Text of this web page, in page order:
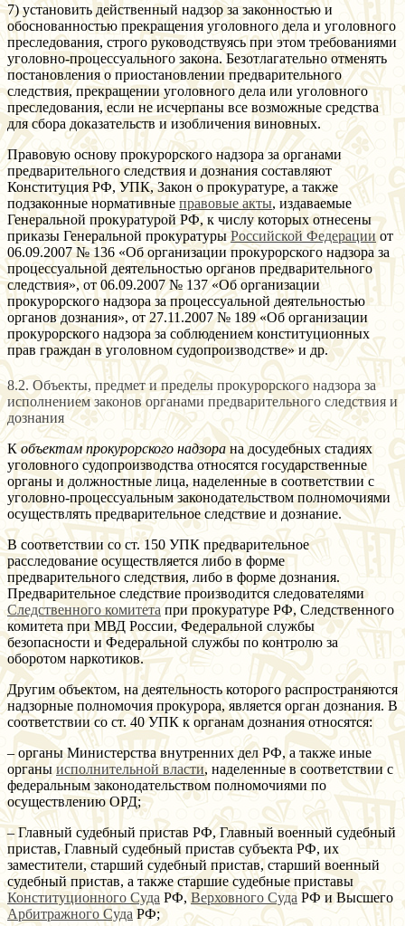
7) установить действенный надзор за законностью и
обоснованностью прекращения уголовного дела и уголовного
преследования, строго руководствуясь при этом требованиями
уголовно-процессуального закона. Безотлагательно отменять
постановления о приостановлении предварительного
следствия, прекращении уголовного дела или уголовного
преследования, если не исчерпаны все возможные средства
для сбора доказательств и изобличения виновных.
Правовую основу прокурорского надзора за органами
предварительного следствия и дознания составляют
Конституция РФ, УПК, Закон о прокуратуре, а также
подзаконные нормативные правовые акты, издаваемые
Генеральной прокуратурой РФ, к числу которых отнесены
приказы Генеральной прокуратурыРоссийской Федерацииот
06.09.2007 № 136 «Об организации прокурорского надзора за
процессуальной деятельностью органов предварительного
следствия», от 06.09.2007 № 137 «Об организации
прокурорского надзора за процессуальной деятельностью
органов дознания», от 27.11.2007 № 189 «Об организации
прокурорского надзора за соблюдением конституционных
прав граждан в уголовном судопроизводстве» и др.
8.2. Объекты, предмет и пределы прокурорского надзора за
исполнением законов органами предварительного следствия и
дознания
Кобъектам прокурорского надзора на досудебных стадиях
уголовного судопроизводства относятся государственные
органы и должностные лица, наделенные в соответствии с
уголовно-процессуальным законодательством полномочиями
осуществлять предварительное следствие и дознание.
В соответствии со ст. 150 УПК предварительное
расследование осуществляется либо в форме
предварительного следствия, либо в форме дознания.
Предварительное следствие производится следователями
Следственного комитетапри прокуратуре РФ, Следственного
комитета при МВД России, Федеральной службы
безопасности и Федеральной службы по контролю за
оборотом наркотиков.
Другим объектом, на деятельность которого распространяются
надзорные полномочия прокурора, является орган дознания. В
соответствии со ст. 40 УПК к органам дознания относятся:
– органы Министерства внутренних дел РФ, а также иные
органыисполнительной власти, наделенные в соответствии с
федеральным законодательством полномочиями по
осуществлению ОРД;
– Главный судебный пристав РФ, Главный военный судебный
пристав, Главный судебный пристав субъекта РФ, их
заместители, старший судебный пристав, старший военный
судебный пристав, а также старшие судебные приставы
Конституционного Суда РФ,Верховного Суда РФ и Высшего
Арбитражного СудаРФ;